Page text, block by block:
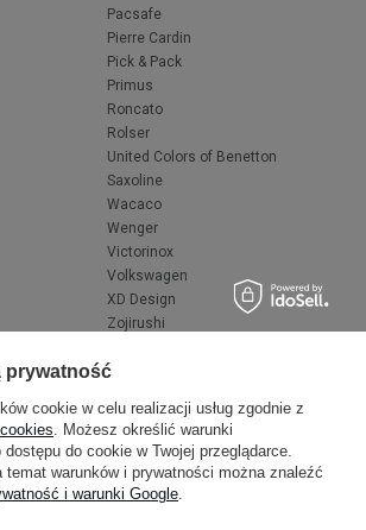
Pacsafe
Pierre Cardin
Pick & Pack
Primus
Roncato
Rolser
United Colors of Benetton
Saxoline
Wacaco
Wenger
Victorinox
Volkswagen
XD Design
Zojirushi
VANS
prywatność
cookie w celu realizacji usług zgodnie z
. Możesz określić warunki
do cookie w Twojej przeglądarce.
temat warunków i prywatności można znaleźć
i warunki Google.